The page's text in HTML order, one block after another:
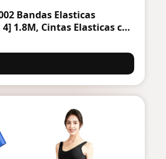
Bandas Elasticas
1.8M, Cintas Elasticas con
para
de Fuerza, Yoga, Pilates